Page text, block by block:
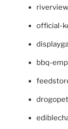
official-
bbq-